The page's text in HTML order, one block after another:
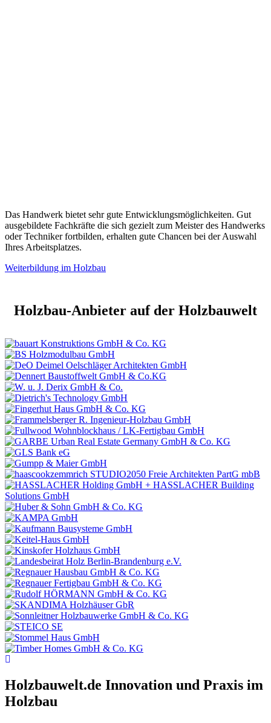
Das Handwerk bietet sehr gute Entwicklungsmöglichkeiten. Gut
ausgebildete Fachkräfte die sich gezielt zum Meister des Handwerks
oder Techniker fortbilden, erhalten gute Chancen bei der Auswahl
Ihres Arbeitsplatzes.
Weiterbildung im Holzbau
Holzbau-Anbieter auf der Holzbauwelt
Holzbauwelt.de Innovation und Praxis im
Holzbau